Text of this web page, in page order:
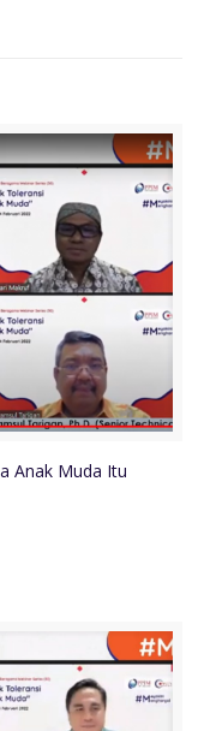
Anak Muda Itu